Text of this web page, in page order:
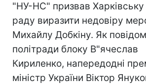
"НУ-НС" призвав Харківську
раду виразити недовіру
Михайлу Добкіну. Як
політради блоку В"ячеслав
Кириленко, напередодні
міністр України Віктор